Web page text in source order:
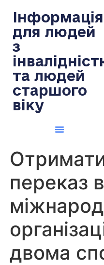
Інформація
для людей
з
та людей
старшого
віку
переказ
двома